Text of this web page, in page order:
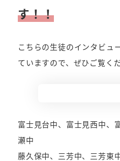
す！！
こちらの生徒のインタビュ
ていますので、ぜひご覧く
富士見台中、富士見西中、
瀬中
藤久保中、三芳中、三芳東